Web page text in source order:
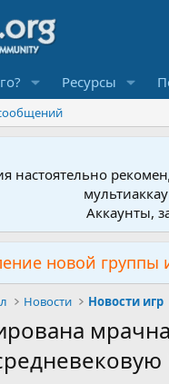
Ресурсы
настоятельно
Аккаунты,
новой группы
Новости Новости игр